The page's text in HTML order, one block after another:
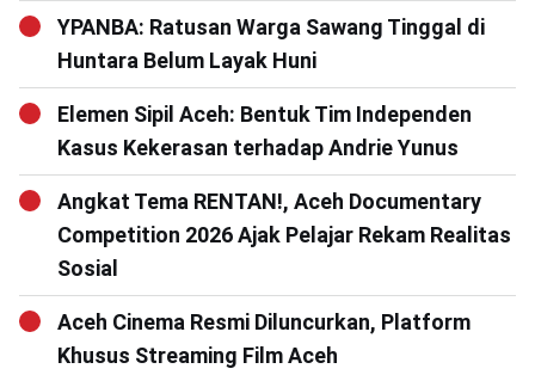
YPANBA: Ratusan Warga Sawang Tinggal di
Huntara Belum Layak Huni
Elemen Sipil Aceh: Bentuk Tim Independen
Kasus Kekerasan terhadap Andrie Yunus
Angkat Tema RENTAN!, Aceh Documentary
Competition 2026 Ajak Pelajar Rekam Realitas
Sosial
Aceh Cinema Resmi Diluncurkan, Platform
Khusus Streaming Film Aceh